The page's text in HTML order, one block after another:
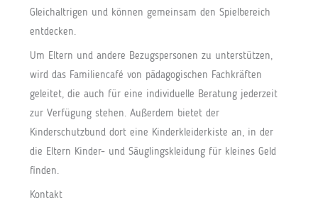
Gleichaltrigen und können gemeinsam den Spielbereich
entdecken.
Um Eltern und andere Bezugspersonen zu unterstützen,
wird das Familiencafé von pädagogischen Fachkräften
geleitet, die auch für eine individuelle Beratung jederzeit
zur Verfügung stehen. Außerdem bietet der
Kinderschutzbund dort eine Kinderkleiderkiste an, in der
die Eltern Kinder- und Säuglingskleidung für kleines Geld
finden.
Kontakt